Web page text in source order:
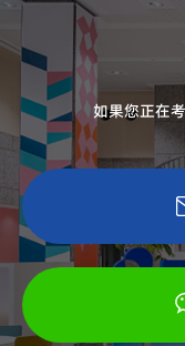
如果您正在